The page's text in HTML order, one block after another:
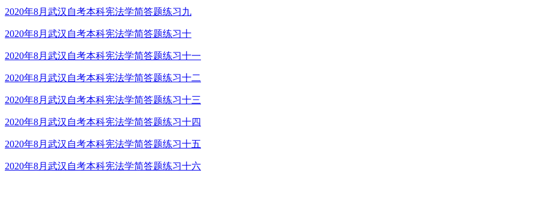
2020年8月武汉自考本科宪法学简答题练习九
2020年8月武汉自考本科宪法学简答题练习十
2020年8月武汉自考本科宪法学简答题练习十一
2020年8月武汉自考本科宪法学简答题练习十二
2020年8月武汉自考本科宪法学简答题练习十三
2020年8月武汉自考本科宪法学简答题练习十四
2020年8月武汉自考本科宪法学简答题练习十五
2020年8月武汉自考本科宪法学简答题练习十六